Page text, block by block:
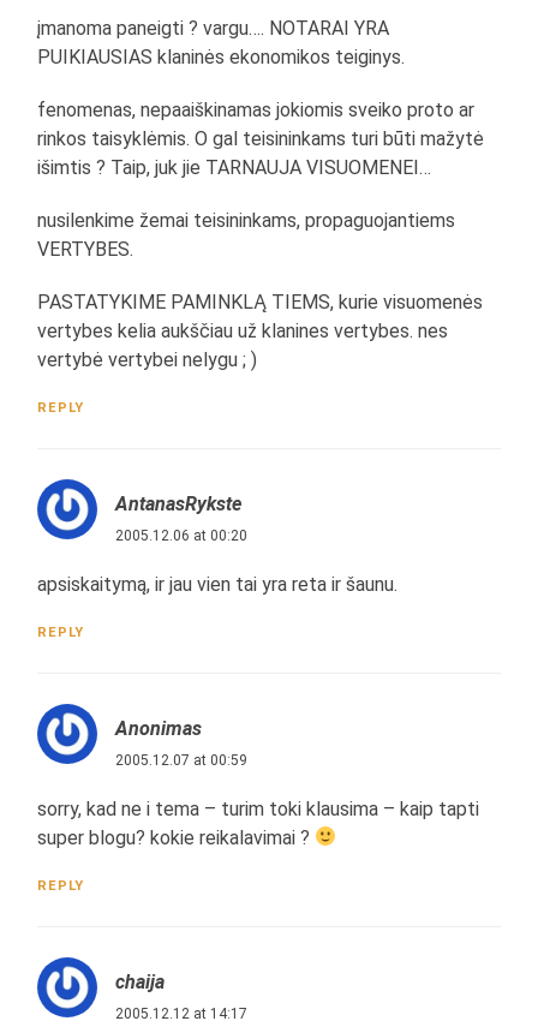
įmanoma paneigti ? vargu…. NOTARAI YRA
PUIKIAUSIAS klaninės ekonomikos teiginys.
fenomenas, nepaaiškinamas jokiomis sveiko proto ar
rinkos taisyklėmis. O gal teisininkams turi būti mažytė
išimtis ? Taip, juk jie TARNAUJA VISUOMENEI…
nusilenkime žemai teisininkams, propaguojantiems
VERTYBES.
PASTATYKIME PAMINKLĄ TIEMS, kurie visuomenės
vertybes kelia aukščiau už klanines vertybes. nes
vertybė vertybei nelygu ; )
REPLY
AntanasRykste
2005.12.06 at 00:20
apsiskaitymą, ir jau vien tai yra reta ir šaunu.
REPLY
Anonimas
2005.12.07 at 00:59
sorry, kad ne i tema – turim toki klausima – kaip tapti
super blogu? kokie reikalavimai ?
REPLY
chaija
2005.12.12 at 14:17